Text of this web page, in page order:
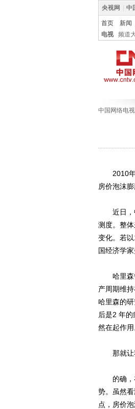
央视网 中
首页 新闻
电视
频道
中国网络电
2010年
房价泡沫
近日，中
测度。整
变化。若
国经济学家
哈里森曾
产周期维
哈里森的
后是2 年
然在起作用
那就让我
的确，在
势。虽然
点，房价